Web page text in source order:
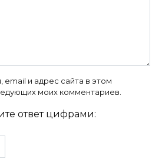
email и адрес сайта в этом
моих комментариев.
ответ цифрами: